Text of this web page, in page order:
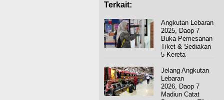
Terkait:
Angkutan Lebaran
2025, Daop 7
Buka Pemesanan
Tiket & Sediakan
5 Kereta
Jelang Angkutan
Lebaran
2026, Daop 7
Madiun Catat